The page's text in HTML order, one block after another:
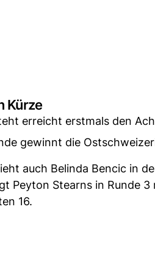
Kürze
erreicht erstmals den
gewinnt die
auch Belinda Bencic in
Peyton Stearns in Runde
16.